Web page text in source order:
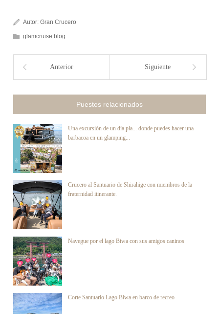
Autor:Gran Crucero
glamcruise blog
Anterior Siguiente
Puestos relacionados
Una excursión de un día pla... donde puedes hacer una
barbacoa en un glamping...
Crucero al Santuario de Shirahige con miembros de la
fraternidad itinerante.
Navegue por el lago Biwa con sus amigos caninos
Corte Santuario Lago Biwa en barco de recreo